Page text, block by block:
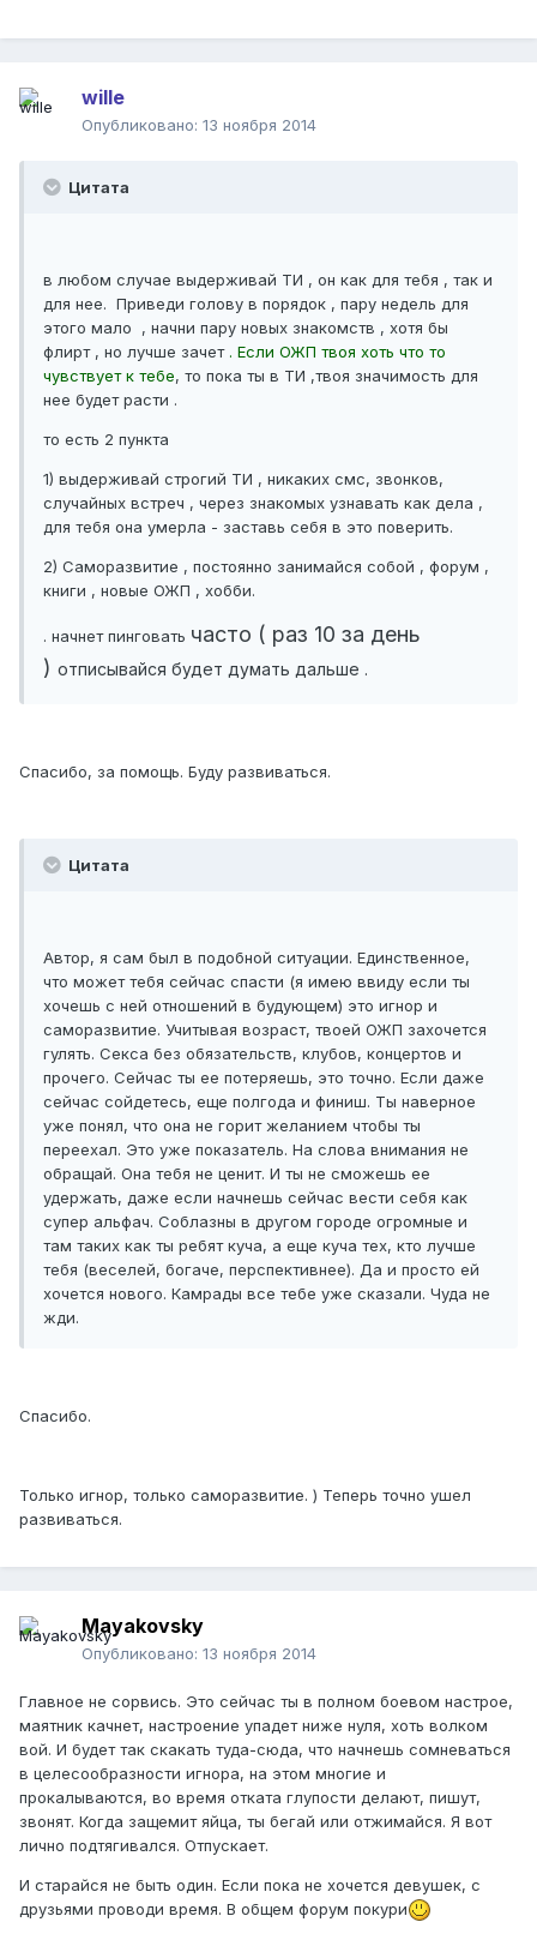
wille
Опубликовано: 13 ноября 2014
Цитата
в любом случае выдерживай ТИ , он как для тебя , так и
для нее. Приведи голову в порядок , пару недель для
этого мало , начни пару новых знакомств , хотя бы
флирт , но лучше зачет . Если ОЖП твоя хоть что то
чувствует к тебе, то пока ты в ТИ ,твоя значимость для
нее будет расти .
то есть 2 пункта
1) выдерживай строгий ТИ , никаких смс, звонков,
случайных встреч , через знакомых узнавать как дела ,
для тебя она умерла - заставь себя в это поверить.
2) Саморазвитие , постоянно занимайся собой , форум ,
книги , новые ОЖП , хобби.
. начнет пинговать часто ( раз 10 за день
) отписывайся будет думать дальше .
Спасибо, за помощь. Буду развиваться.
Цитата
Автор, я сам был в подобной ситуации. Единственное,
что может тебя сейчас спасти (я имею ввиду если ты
хочешь с ней отношений в будующем) это игнор и
саморазвитие. Учитывая возраст, твоей ОЖП захочется
гулять. Секса без обязательств, клубов, концертов и
прочего. Сейчас ты ее потеряешь, это точно. Если даже
сейчас сойдетесь, еще полгода и финиш. Ты наверное
уже понял, что она не горит желанием чтобы ты
переехал. Это уже показатель. На слова внимания не
обращай. Она тебя не ценит. И ты не сможешь ее
удержать, даже если начнешь сейчас вести себя как
супер альфач. Соблазны в другом городе огромные и
там таких как ты ребят куча, а еще куча тех, кто лучше
тебя (веселей, богаче, перспективнее). Да и просто ей
хочется нового. Камрады все тебе уже сказали. Чуда не
жди.
Спасибо.
Только игнор, только саморазвитие. ) Теперь точно ушел
развиваться.
Mayakovsky
Опубликовано: 13 ноября 2014
Главное не сорвись. Это сейчас ты в полном боевом настрое,
маятник качнет, настроение упадет ниже нуля, хоть волком
вой. И будет так скакать туда-сюда, что начнешь сомневаться
в целесообразности игнора, на этом многие и
прокалываются, во время отката глупости делают, пишут,
звонят. Когда защемит яйца, ты бегай или отжимайся. Я вот
лично подтягивался. Отпускает.
И старайся не быть один. Если пока не хочется девушек, с
друзьями проводи время. В общем форум покури